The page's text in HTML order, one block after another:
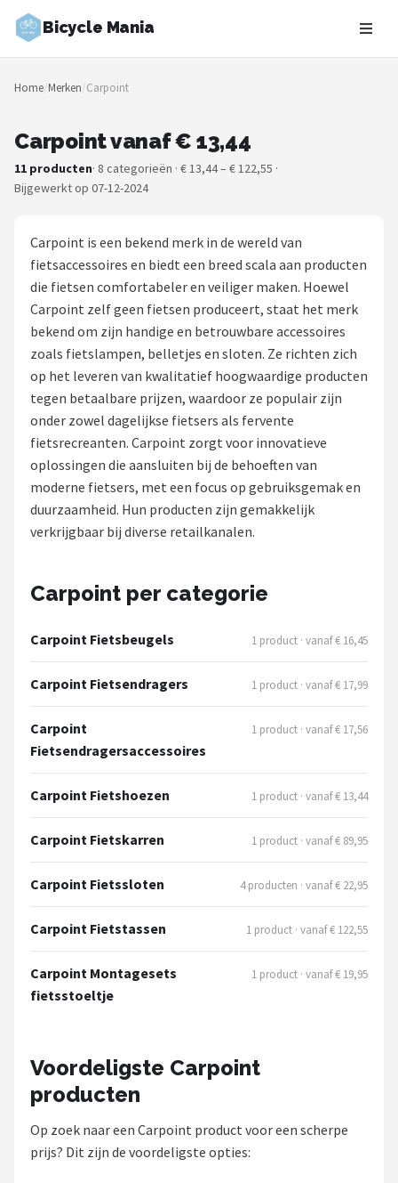
Bicycle Mania
Zoeken
NAVIGATIE
Merken
Fietsroutes
Kinderfietsen
Stadsfietsen
Elektrische fietsen
Mountainbikes
Shop
POPULAIRE MERKEN
Basil
Volare
BBB Cycling
Schwalbe
Voltano
Shimano
Cortina
Alle merken →
Home/Merken/Carpoint
Carpoint vanaf € 13,44
11 producten· 8 categorieën · € 13,44 – € 122,55 ·
Bijgewerkt op 07-12-2024
Carpoint is een bekend merk in de wereld van
fietsaccessoires en biedt een breed scala aan producten
die fietsen comfortabeler en veiliger maken. Hoewel
Carpoint zelf geen fietsen produceert, staat het merk
bekend om zijn handige en betrouwbare accessoires
zoals fietslampen, belletjes en sloten. Ze richten zich
op het leveren van kwalitatief hoogwaardige producten
tegen betaalbare prijzen, waardoor ze populair zijn
onder zowel dagelijkse fietsers als fervente
fietsrecreanten. Carpoint zorgt voor innovatieve
oplossingen die aansluiten bij de behoeften van
moderne fietsers, met een focus op gebruiksgemak en
duurzaamheid. Hun producten zijn gemakkelijk
verkrijgbaar bij diverse retailkanalen.
Carpoint per categorie
Carpoint Fietsbeugels 1 product · vanaf € 16,45
Carpoint Fietsendragers 1 product · vanaf € 17,99
Carpoint
Fietsendragersaccessoires
1 product · vanaf € 17,56
Carpoint Fietshoezen 1 product · vanaf € 13,44
Carpoint Fietskarren 1 product · vanaf € 89,95
Carpoint Fietssloten 4 producten · vanaf € 22,95
Carpoint Fietstassen 1 product · vanaf € 122,55
Carpoint Montagesets
fietsstoeltje
1 product · vanaf € 19,95
Voordeligste Carpoint
producten
Op zoek naar een Carpoint product voor een scherpe
prijs? Dit zijn de voordeligste opties: